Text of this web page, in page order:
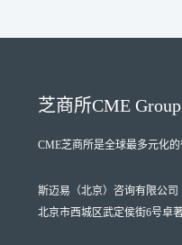
芝商所CME Group
CME芝商所是全球最多元化的
斯迈易（北京）咨询有限公司
北京市西城区武定侯街6号卓